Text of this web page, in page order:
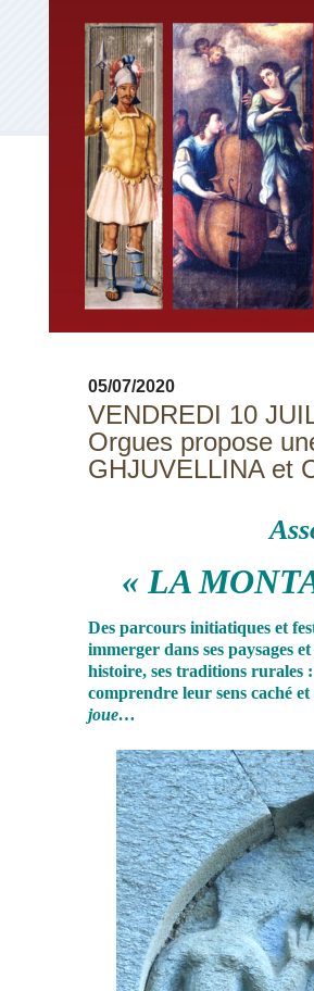
05/07/2020
VENDREDI 10
Orgues propose
GHJUVELLINA et
« LA
Des parcours initiatiques et
immerger dans ses paysages
histoire, ses traditions rurales
comprendre leur sens caché et
joue…